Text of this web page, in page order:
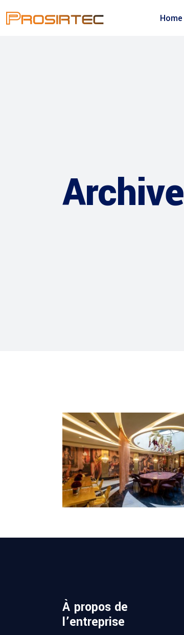
Home
Archive
INSTALLATIONS
HÔTELIÈRES ET LOISIRS
BEAUTIQUE
HOTEL (Rua da
Madalena)
À propos de
l’entreprise